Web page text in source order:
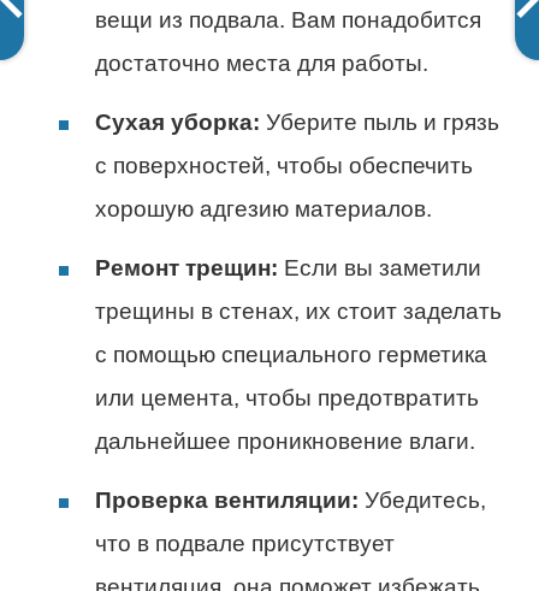
вещи из подвала. Вам понадобится
достаточно места для работы.
Сухая уборка: Уберите пыль и грязь
с поверхностей, чтобы обеспечить
хорошую адгезию материалов.
Ремонт трещин: Если вы заметили
трещины в стенах, их стоит заделать
с помощью специального герметика
или цемента, чтобы предотвратить
дальнейшее проникновение влаги.
Проверка вентиляции: Убедитесь,
что в подвале присутствует